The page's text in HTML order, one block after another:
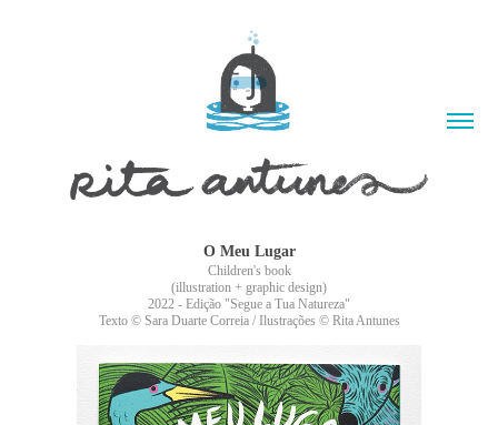
O Meu Lugar
Children's book
(illustration + graphic design)
2022 - Edição "Segue a Tua Natureza"
Texto © Sara Duarte Correia / Ilustrações © Rita Antunes